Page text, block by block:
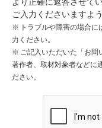
ご入力くださいますよ
トラブルや障害の場合
力ください。
ご記入いただいた「お問
著作者、取材対象者などに
ださい。